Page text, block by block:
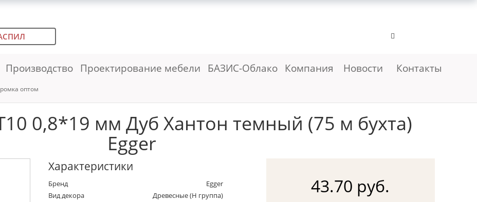
Производство Проектирование мебели БАЗИС-Облако Компания Новости Контакты
оптом
0,8*19 мм Дуб Хантон темный (75 м бухта)
Egger
Характеристики
Бренд
Egger
Вид декора
Древесные (Н группа)
43.70 руб.